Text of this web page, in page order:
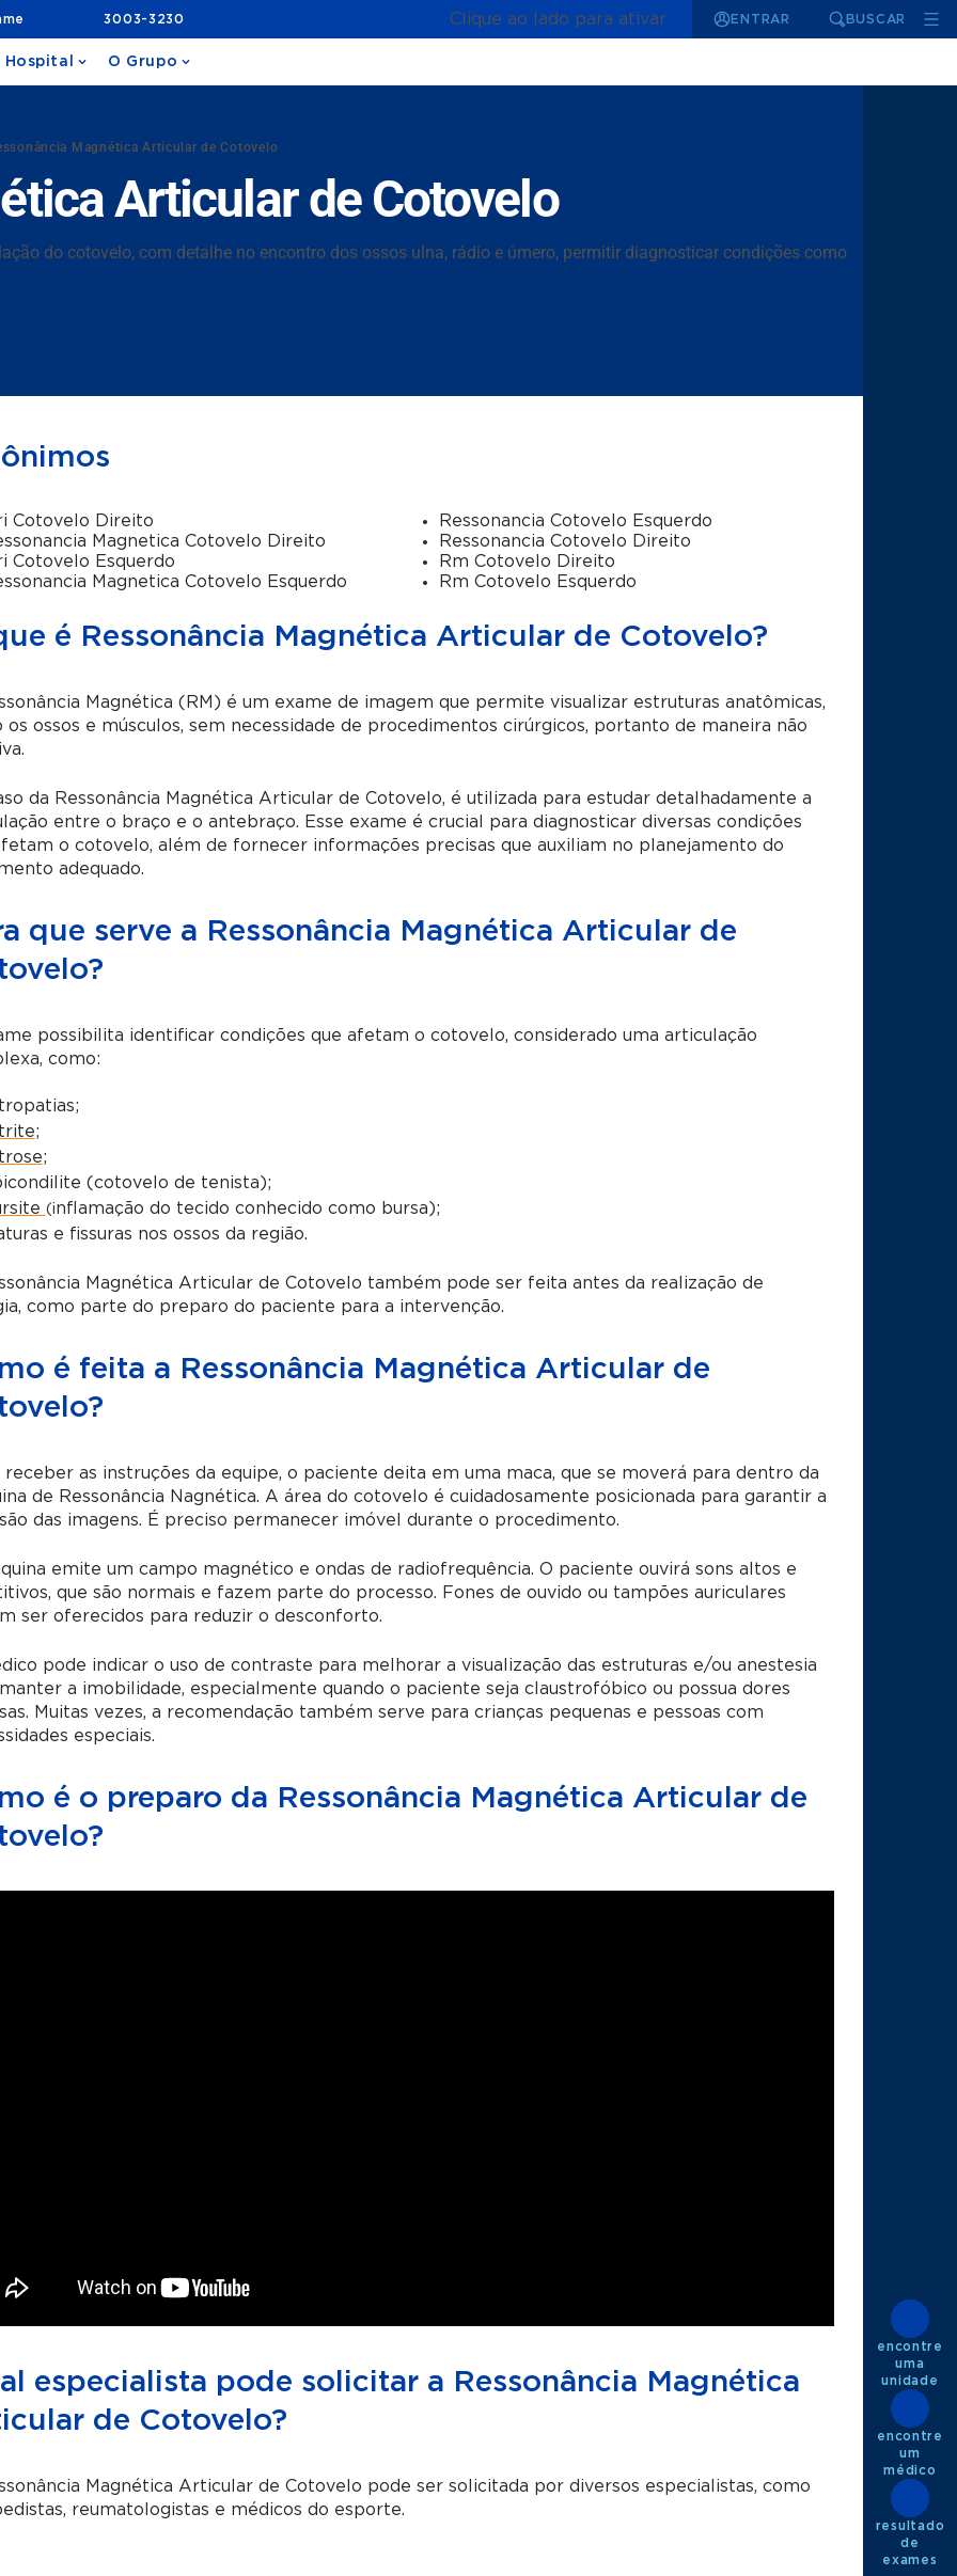
3003-3230 Clique ao lado para ativar ENTRAR BUSCAR
Hospital O Grupo
Magnética Articular de Cotovelo
Articular de Cotovelo
do cotovelo, com detalhe no encontro dos ossos ulna, rádio e úmero, permitir diagnosticar condições como
Cotovelo Direito
Magnetica Cotovelo Direito
Cotovelo Esquerdo
Magnetica Cotovelo Esquerdo
Ressonancia Cotovelo Esquerdo
Ressonancia Cotovelo Direito
Rm Cotovelo Direito
Rm Cotovelo Esquerdo
é Ressonância Magnética Articular de Cotovelo?
Magnética (RM) é um exame de imagem que permite visualizar estruturas anatômicas,
os ossos e músculos, sem necessidade de procedimentos cirúrgicos, portanto de maneira não
da Ressonância Magnética Articular de Cotovelo, é utilizada para estudar detalhadamente a
entre o braço e o antebraço. Esse exame é crucial para diagnosticar diversas condições
o cotovelo, além de fornecer informações precisas que auxiliam no planejamento do
adequado.
que serve a Ressonância Magnética Articular de
possibilita identificar condições que afetam o cotovelo, considerado uma articulação
como:
;
;
(cotovelo de tenista);
(inflamação do tecido conhecido como bursa);
e fissuras nos ossos da região.
Magnética Articular de Cotovelo também pode ser feita antes da realização de
como parte do preparo do paciente para a intervenção.
é feita a Ressonância Magnética Articular de
receber as instruções da equipe, o paciente deita em uma maca, que se moverá para dentro da
de Ressonância Nagnética. A área do cotovelo é cuidadosamente posicionada para garantir a
das imagens. É preciso permanecer imóvel durante o procedimento.
emite um campo magnético e ondas de radiofrequência. O paciente ouvirá sons altos e
que são normais e fazem parte do processo. Fones de ouvido ou tampões auriculares
ser oferecidos para reduzir o desconforto.
pode indicar o uso de contraste para melhorar a visualização das estruturas e/ou anestesia
a imobilidade, especialmente quando o paciente seja claustrofóbico ou possua dores
Muitas vezes, a recomendação também serve para crianças pequenas e pessoas com
especiais.
é o preparo da Ressonância Magnética Articular de
especialista pode solicitar a Ressonância Magnética
de Cotovelo?
Magnética Articular de Cotovelo pode ser solicitada por diversos especialistas, como
reumatologistas e médicos do esporte.
encontre
uma
unidade
encontre
um
médico
resultado
de
exames